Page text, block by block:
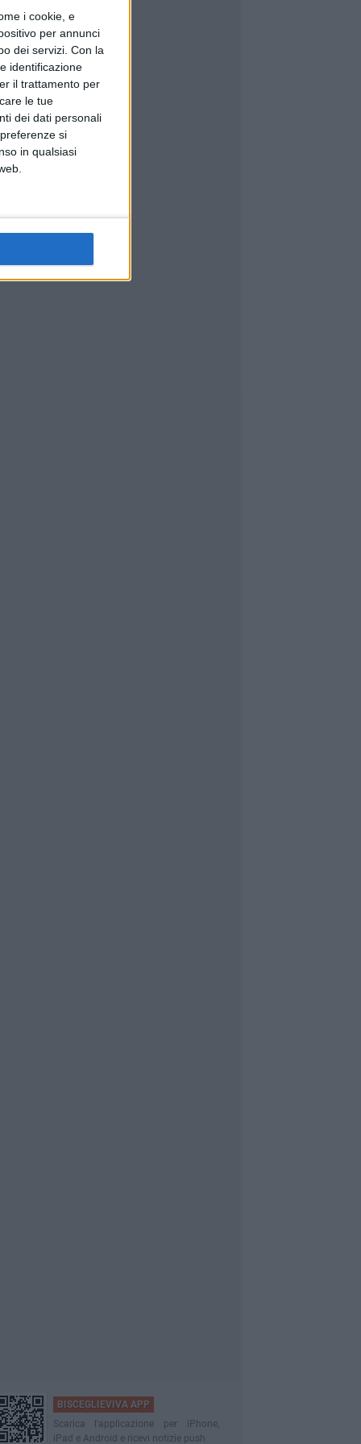
i cookie, e
per annunci
dei servizi. Con la
identificazione
il trattamento per
le tue
dei dati personali
si
in qualsiasi
BISCEGLIEVIVA APP
Scarica l'applicazione per iPhone,
iPad e Android e ricevi notizie push